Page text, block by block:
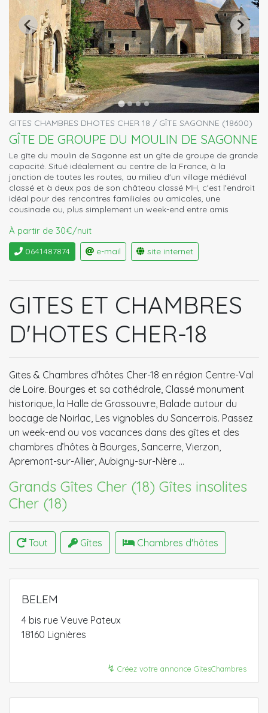
GITES CHAMBRES DHOTES CHER 18 / GÎTE SAGONNE (18600)
GÎTE DE GROUPE DU MOULIN DE SAGONNE
Le gîte du moulin de Sagonne est un gîte de groupe de grande
capacité. Situé idéalement au centre de la France, à la
jonction de toutes les routes, au milieu d'un village médiéval
classé et à deux pas de son château classé MH, c'est l'endroit
idéal pour des rencontres familiales ou amicales, une
cousinade ou, plus simplement un week-end entre amis
À partir de 30€/nuit
0641487874 e-mail site internet
GITES ET CHAMBRES
D'HOTES CHER-18
Gites & Chambres d'hôtes Cher-18 en région Centre-Val
de Loire. Bourges et sa cathédrale, Classé monument
historique, la Halle de Grossouvre, Balade autour du
bocage de Noirlac, Les vignobles du Sancerrois. Passez
un week-end ou vos vacances dans des gîtes et des
chambres d’hôtes à Bourges, Sancerre, Vierzon,
Apremont-sur-Allier, Aubigny-sur-Nère …
Grands Gîtes Cher (18) Gîtes insolites
Cher (18)
Tout Gîtes Chambres d'hôtes
BELEM
4 bis rue Veuve Pateux
18160 Lignières
↯ Créez votre annonce GitesChambres